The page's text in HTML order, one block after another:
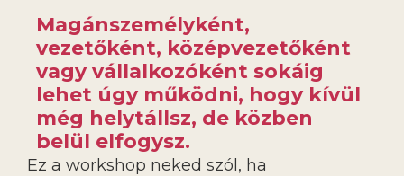
Magánszemélyként,
vezetőként, középvezetőként
vagy vállalkozóként sokáig
lehet úgy működni, hogy kívül
még helytállsz, de közben
belül elfogysz.
Ez a workshop neked szól, ha